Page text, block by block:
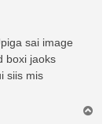
sai image
boxi jaoks
siis mis